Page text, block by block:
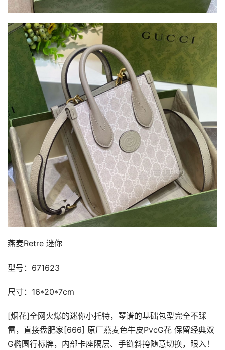
燕麦Retre 迷你
型号：671623
尺寸：16*20*7cm
[烟花]全网火爆的迷你小托特，琴谱的基础包型完全不踩
雷，直接盘肥家[666] 原厂燕麦色牛皮PvcG花 保留经典双
G椭圆行标牌，内部卡座隔层、手链斜挎随意切换，眼入！